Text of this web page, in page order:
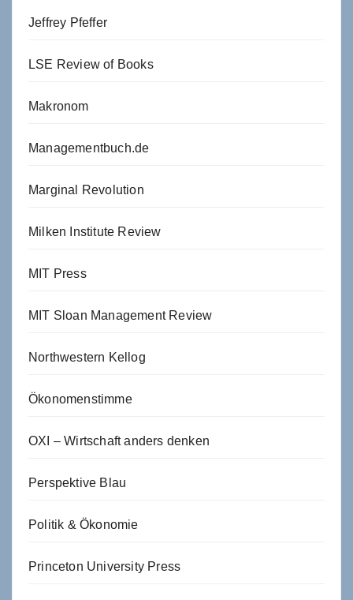
Jeffrey Pfeffer
LSE Review of Books
Makronom
Managementbuch.de
Marginal Revolution
Milken Institute Review
MIT Press
MIT Sloan Management Review
Northwestern Kellog
Ökonomenstimme
OXI – Wirtschaft anders denken
Perspektive Blau
Politik & Ökonomie
Princeton University Press